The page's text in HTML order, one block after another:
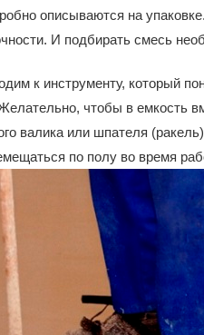
описываются на
И подбирать смесь
к инструменту, который
чтобы в
валика или шпателя
по полу во время